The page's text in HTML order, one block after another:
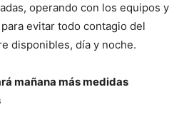
operando con los equipos y
evitar todo contagio del
disponibles, día y noche.
mañana más medidas